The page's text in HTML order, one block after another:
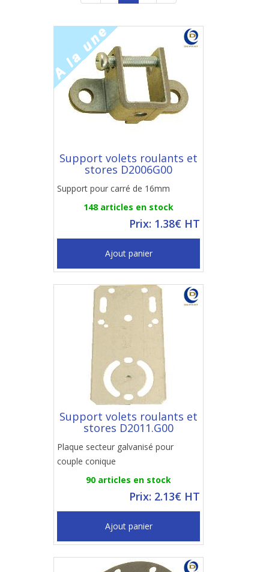
Support volets roulants et
stores D2006G00
Support pour carré de 16mm
148 articles en stock
Prix: 1.38€ HT
Ajout panier
Support volets roulants et
stores D2011.G00
Plaque secteur galvanisé pour
couple conique
90 articles en stock
Prix: 2.13€ HT
Ajout panier